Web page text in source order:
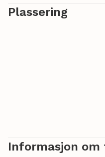
Plassering
Informasjon